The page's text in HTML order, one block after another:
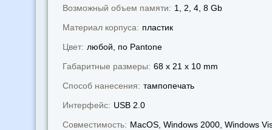
Возможный объем памяти: 1, 2, 4, 8 Gb
Материал корпуса: пластик
Цвет: любой, по Pantone
Габаритные размеры: 68 x 21 x 10 mm
Способ нанесения: тампопечать
Интерфейс: USB 2.0
Совместимость: MacOS, Windows 2000, Windows